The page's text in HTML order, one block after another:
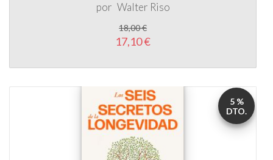
por Walter Riso
18,00 €
17,10 €
5 %
DTO.